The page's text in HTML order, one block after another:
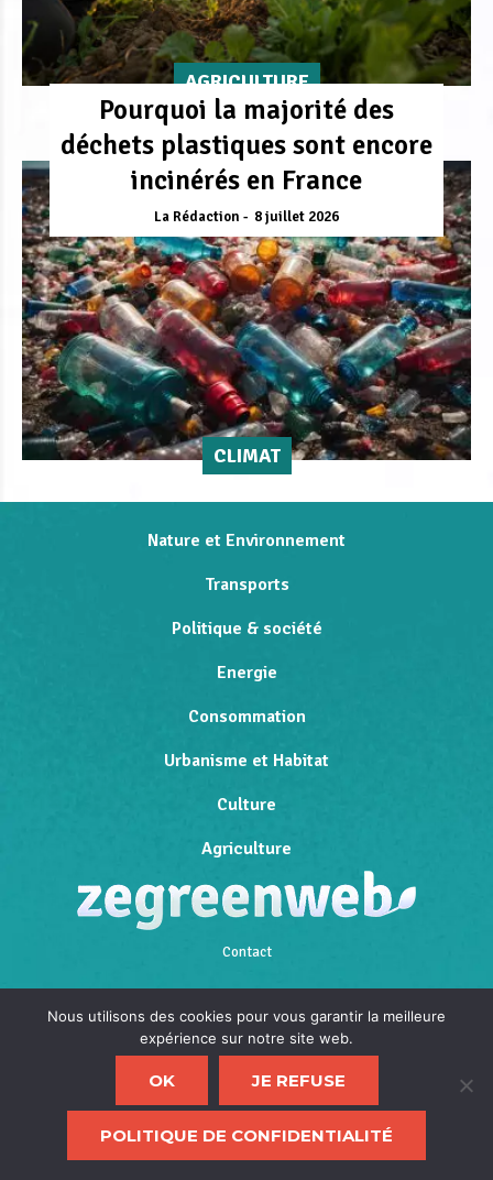
AGRICULTURE
Pourquoi la majorité des
déchets plastiques sont encore
incinérés en France
La Rédaction 8 juillet 2026
CLIMAT
Nature et Environnement
Transports
Politique & société
Energie
Consommation
Urbanisme et Habitat
Culture
Agriculture
Contact
Mentions légales
Politique de confidentialité
Nous utilisons des cookies pour vous garantir la meilleure
expérience sur notre site web.
OK JE REFUSE
POLITIQUE DE CONFIDENTIALITÉ